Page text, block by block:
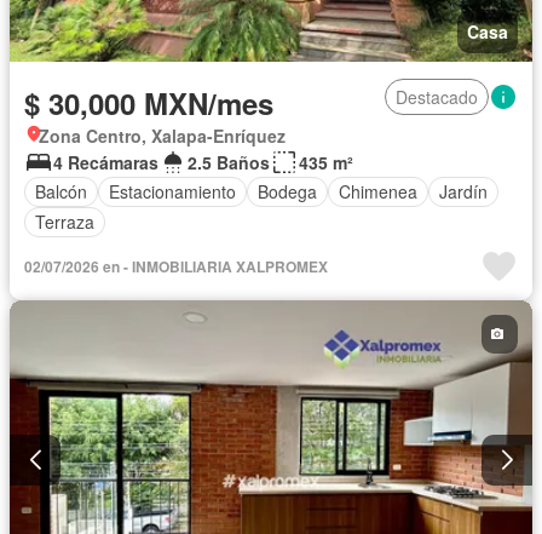
Casa
$ 30,000 MXN/mes
Destacado
Zona Centro, Xalapa-Enríquez
4 Recámaras
2.5 Baños
435 m²
Balcón
Estacionamiento Bodega Chimenea
Jardín
Terraza
02/07/2026 en - INMOBILIARIA XALPROMEX